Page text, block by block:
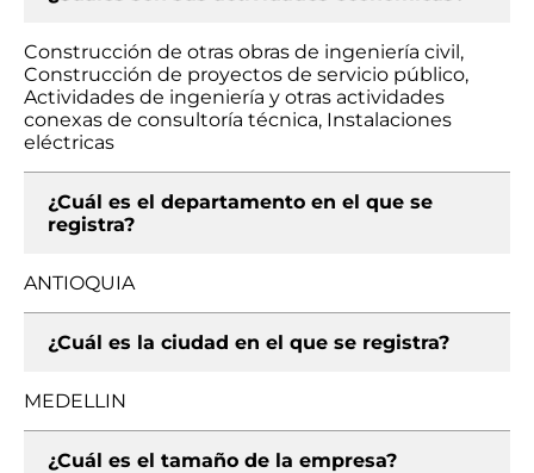
Construcción de otras obras de ingeniería civil,
Construcción de proyectos de servicio público,
Actividades de ingeniería y otras actividades
conexas de consultoría técnica, Instalaciones
eléctricas
¿Cuál es el departamento en el que se
registra?
ANTIOQUIA
¿Cuál es la ciudad en el que se registra?
MEDELLIN
¿Cuál es el tamaño de la empresa?